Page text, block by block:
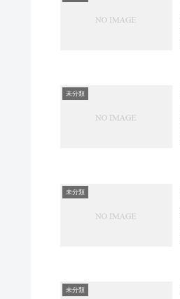
未分類
未分類
未分類